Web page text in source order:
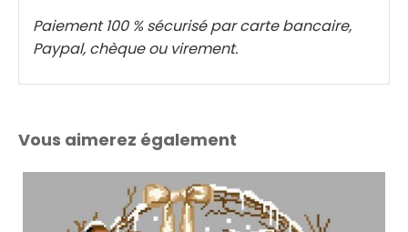
Paiement 100 % sécurisé par carte bancaire,
Paypal, chèque ou virement.
Vous aimerez également